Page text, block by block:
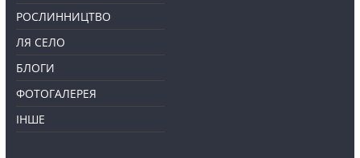
РОСЛИННИЦТВО
ЛЯ СЕЛО
БЛОГИ
ФОТОГАЛЕРЕЯ
ІНШЕ